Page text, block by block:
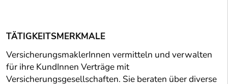
TÄTIGKEITSMERKMALE
VersicherungsmaklerInnen vermitteln und verwalten
für ihre KundInnen Verträge mit
Versicherungsgesellschaften. Sie beraten über diverse